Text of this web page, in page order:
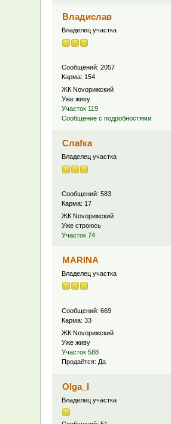
Владислав
Владелец участка
Сообщений: 2057
Карма: 154
ЖК Novoрижский
Уже живу
Участок 119
Сообщение с подробностями
Слаfка
Владелец участка
Сообщений: 583
Карма: 17
ЖК Novoрижский
Уже строюсь
Участок 74
MARINA
Владелец участка
Сообщений: 669
Карма: 33
ЖК Novoрижский
Уже живу
Участок 588
Продаётся: Да
Olga_I
Владелец участка